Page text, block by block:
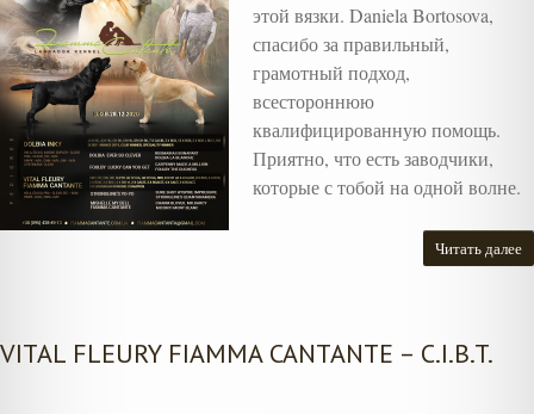
этой вязки. Daniela Bortosova,
спасибо за правильный,
грамотный подход,
всестороннюю
квалифицированную помощь.
Приятно, что есть заводчики,
которые с тобой на одной волне.
Читать далее
VITAL FLEURY FIAMMA CANTANTE – C.I.B.T.